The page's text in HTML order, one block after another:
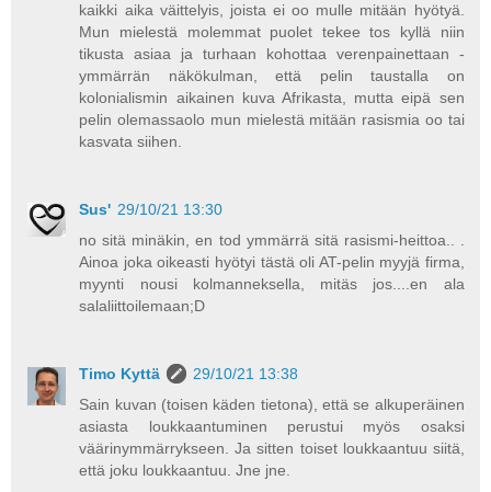
kaikki aika väittelyis, joista ei oo mulle mitään hyötyä.
Mun mielestä molemmat puolet tekee tos kyllä niin
tikusta asiaa ja turhaan kohottaa verenpainettaan -
ymmärrän näkökulman, että pelin taustalla on
kolonialismin aikainen kuva Afrikasta, mutta eipä sen
pelin olemassaolo mun mielestä mitään rasismia oo tai
kasvata siihen.
Sus' 29/10/21 13:30
no sitä minäkin, en tod ymmärrä sitä rasismi-heittoa.. .
Ainoa joka oikeasti hyötyi tästä oli AT-pelin myyjä firma,
myynti nousi kolmanneksella, mitäs jos....en ala
salaliittoilemaan;D
Timo Kyttä
29/10/21 13:38
Sain kuvan (toisen käden tietona), että se alkuperäinen
asiasta loukkaantuminen perustui myös osaksi
väärinymmärrykseen. Ja sitten toiset loukkaantuu siitä,
että joku loukkaantuu. Jne jne.